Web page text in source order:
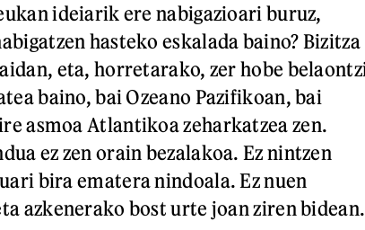
ideiarik ere nabigazioari buruz,
hasteko eskalada baino? Bizitza
eta, horretarako, zer hobe
baino, bai Ozeano Pazifikoan, bai
asmoa Atlantikoa zeharkatzea zen.
ez zen orain bezalakoa. Ez nintzen
bira ematera nindoala. Ez nuen
azkenerako bost urte joan ziren bidean.